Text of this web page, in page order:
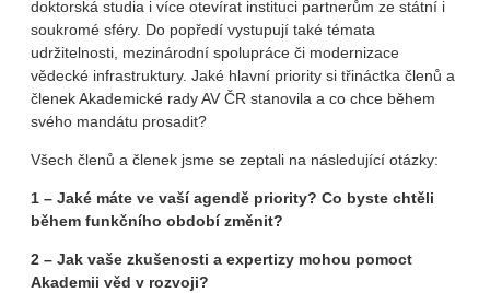
doktorská studia i více otevírat instituci partnerům ze státní i
soukromé sféry. Do popředí vystupují také témata
udržitelnosti, mezinárodní spolupráce či modernizace
vědecké infrastruktury. Jaké hlavní priority si třináctka členů a
členek Akademické rady AV ČR stanovila a co chce během
svého mandátu prosadit?
Všech členů a členek jsme se zeptali na následující otázky:
1 – Jaké máte ve vaší agendě priority? Co byste chtěli
během funkčního období změnit?
2 – Jak vaše zkušenosti a expertizy mohou pomoct
Akademii věd v rozvoji?